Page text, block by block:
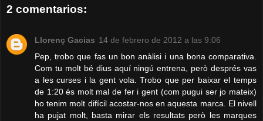
2 comentarios:
Llorenç Gacias 14 de febrero de 2012 a las 9:06
Pep, trobo que fas un bon anàlisi i una bona comparativa.
Com tu molt bé dius aquí ningú entrena, però després vas
a les curses i la gent vola. Trobo que per baixar el temps
de 1:20 és molt mal de fer i gent (com pugui ser jo mateix)
ho tenim molt difícil acostar-nos en aquesta marca. El nivell
ha pujat molt, basta mirar els resultats però les marques